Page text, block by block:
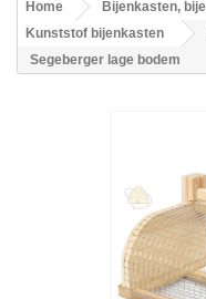
Home
Bijenkasten,
Kunststof bijenkasten
Segeberger lage bodem